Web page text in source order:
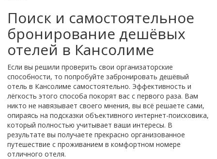
Поиск и самостоятельное
бронирование дешёвых
отелей в Кансолиме
Если вы решили проверить свои организаторские
способности, то попробуйте забронировать дешёвый
отель в Кансолиме самостоятельно. Эффективность и
лёгкость этого способа покорят вас с первого раза. Вам
никто не навязывает своего мнения, вы всё решаете сами,
опираясь на подсказки объективного интернет-поисковика,
который полностью учитывает ваши интересы. В
результате вы получаете прекрасно организованное
путешествие с проживанием в комфортном номере
отличного отеля.